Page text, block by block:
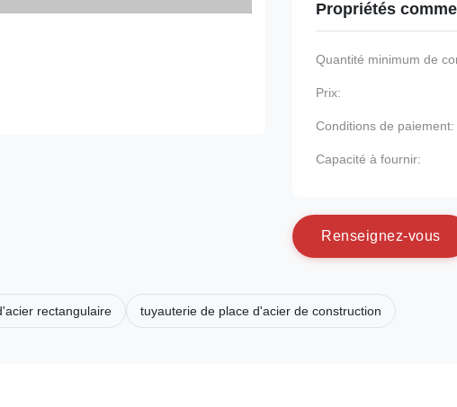
Propriétés
Quantité minimum de
Prix:
Conditions de paiement:
Capacité à fournir:
Renseignez-vous
rectangulaire tuyauterie de place d'acier de construction